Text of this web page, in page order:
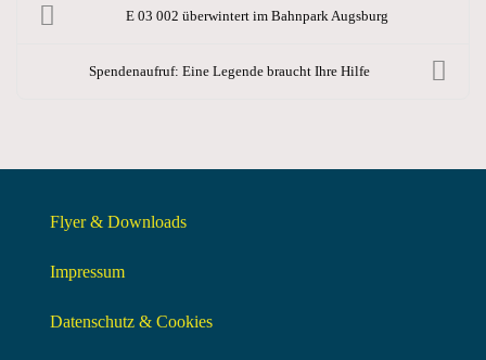
E 03 002 überwintert im Bahnpark Augsburg
Spendenaufruf: Eine Legende braucht Ihre Hilfe
Flyer & Downloads
Impressum
Datenschutz & Cookies